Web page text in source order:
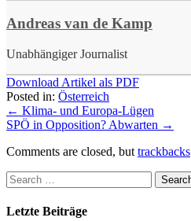
Andreas van de Kamp
Unabhängiger Journalist
Download Artikel als PDF
Posted in: Österreich
← Klima- und Europa-Lügen
SPÖ in Opposition? Abwarten →
Comments are closed, but trackbacks
Letzte Beiträge